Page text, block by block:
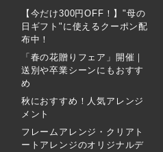
【今だけ300円OFF！】"母の
日ギフト"に使えるクーポン配
布中！
「春の花贈りフェア」開催｜
送別や卒業シーンにもおすす
め
秋におすすめ！人気アレンジ
メント
フレームアレンジ・クリアト
ートアレンジのオリジナルデ